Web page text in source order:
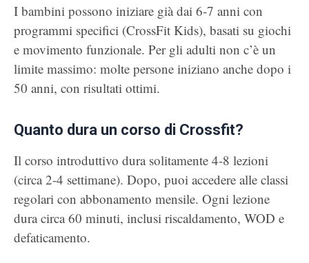
I bambini possono iniziare già dai 6-7 anni con
programmi specifici (CrossFit Kids), basati su giochi
e movimento funzionale. Per gli adulti non c’è un
limite massimo: molte persone iniziano anche dopo i
50 anni, con risultati ottimi.
Quanto dura un corso di Crossfit?
Il corso introduttivo dura solitamente 4-8 lezioni
(circa 2-4 settimane). Dopo, puoi accedere alle classi
regolari con abbonamento mensile. Ogni lezione
dura circa 60 minuti, inclusi riscaldamento, WOD e
defaticamento.